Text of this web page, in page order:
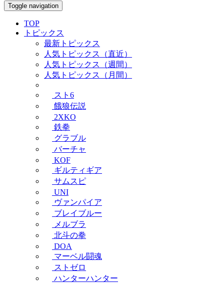
Toggle navigation
TOP
トピックス
最新トピックス
人気トピックス（直近）
人気トピックス（週間）
人気トピックス（月間）
スト6
餓狼伝説
2XKO
鉄拳
グラブル
バーチャ
KOF
ギルティギア
サムスピ
UNI
ヴァンパイア
ブレイブルー
メルブラ
北斗の拳
DOA
マーベル闘魂
ストゼロ
ハンターハンター